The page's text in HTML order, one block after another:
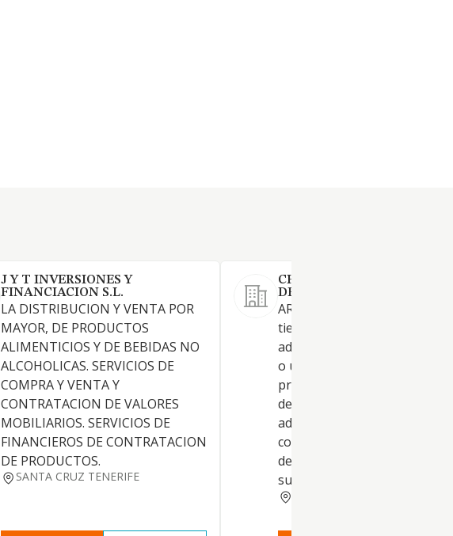
J Y T INVERSIONES Y
FINANCIACION S.L.
LA DISTRIBUCION Y VENTA POR
MAYOR, DE PRODUCTOS
ALIMENTICIOS Y DE BEBIDAS NO
ALCOHOLICAS. SERVICIOS DE
COMPRA Y VENTA Y
CONTRATACION DE VALORES
MOBILIARIOS. SERVICIOS DE
FINANCIEROS DE CONTRATACION
DE PRODUCTOS.
SANTA CRUZ TENERIFE
CH ASESORIA Y
DE SEGUROS SL.
ARTICULO 2. OBJETO: La
tiene por objeto: La
administración de fincas,
o urbanas, e intermediación
prestación de servicios
de colaboración para la
administración de Fincas. La
constitución y puesta en
de Comunidades de
subcomunidades en las